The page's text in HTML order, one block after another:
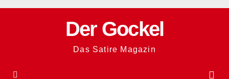
Zum
Der Gockel
Das Satire Magazin